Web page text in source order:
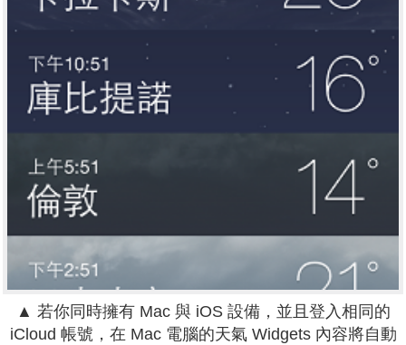
▲ 若你同時擁有 Mac 與 iOS 設備，並且登入相同的
iCloud 帳號，在 Mac 電腦的天氣 Widgets 內容將自動